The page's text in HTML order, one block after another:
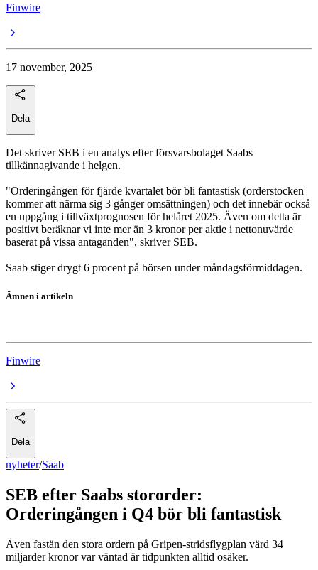
Finwire
17 november, 2025
Dela
Det skriver SEB i en analys efter försvarsbolaget Saabs
tillkännagivande i helgen.
"Orderingången för fjärde kvartalet bör bli fantastisk (orderstocken
kommer att närma sig 3 gånger omsättningen) och det innebär också
en uppgång i tillväxtprognosen för helåret 2025. Även om detta är
positivt beräknar vi inte mer än 3 kronor per aktie i nettonuvärde
baserat på vissa antaganden", skriver SEB.
Saab stiger drygt 6 procent på börsen under måndagsförmiddagen.
Ämnen i artikeln
Finwire
Dela
nyheter/Saab
SEB efter Saabs stororder:
Orderingången i Q4 bör bli fantastisk
Även fastän den stora ordern på Gripen-stridsflygplan värd 34
miljarder kronor var väntad är tidpunkten alltid osäker.